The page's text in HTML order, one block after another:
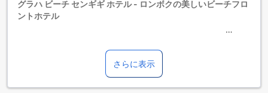
グラハ ビーチ センギギ ホテル - ロンボクの美しいビーチフロ
ントホテル
グラハ ビーチ センギギ ホテルは、ロンボクのセンギギビーチ
に位置する4つ星ホテルです。このホテルは、快適な滞在を提
供する39室の客室を備えています。1997年に建設され、
2014年に最後の改装が行われました。チェックインは午後2
さらに表示